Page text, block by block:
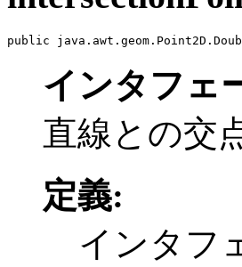
public
インタフェ
直線との交
定義:
インタフ